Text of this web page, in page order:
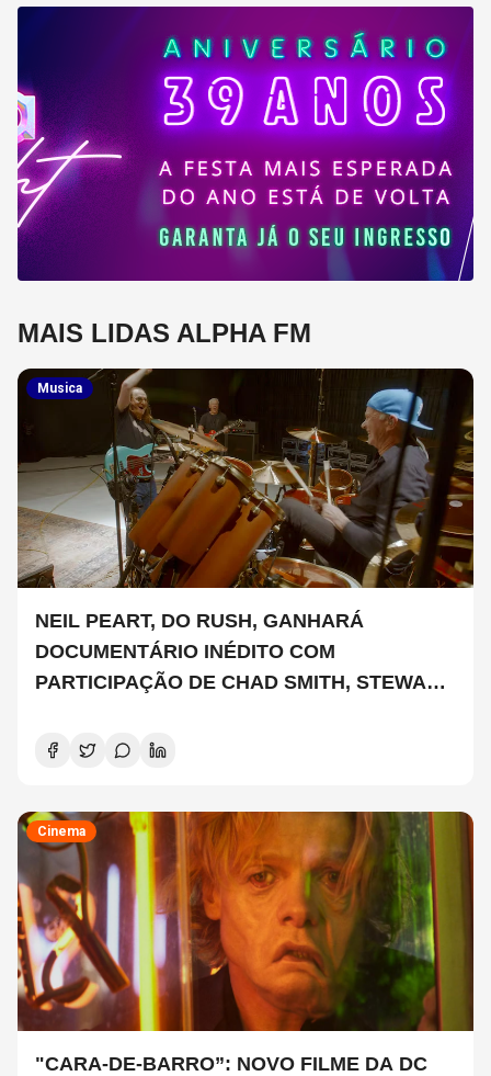
MAIS LIDAS ALPHA FM
Musica
NEIL PEART, DO RUSH, GANHARÁ
DOCUMENTÁRIO INÉDITO COM
PARTICIPAÇÃO DE CHAD SMITH, STEWART
Cinema
"CARA-DE-BARRO”: NOVO FILME DA DC